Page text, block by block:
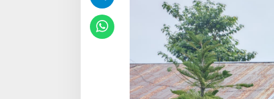
H
i
m
b
a
u
a
n
T